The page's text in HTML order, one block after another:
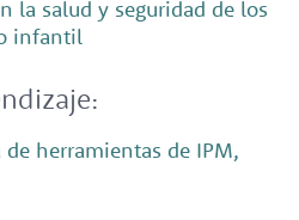
la salud y seguridad de los
infantil
de herramientas de IPM,